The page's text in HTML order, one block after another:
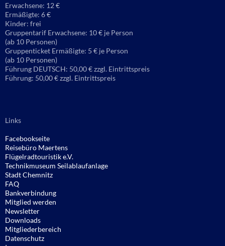
Erwachsene: 12 €
Ermäßigte: 6 €
Kinder: frei
Gruppentarif Erwachsene: 10 € je Person
(ab 10 Personen)
Gruppenticket Ermäßigte: 5 € je Person
(ab 10 Personen)
Führung DEUTSCH: 50,00 € zzgl. Eintrittspreis
Führung: 50,00 € zzgl. Eintrittspreis
Links
Facebookseite
Reisebüro Maertens
Flügelradtouristik e.V.
Technikmuseum Seilablaufanlage
Stadt Chemnitz
FAQ
Bankverbindung
Mitglied werden
Newsletter
Downloads
Mitgliederbereich
Datenschutz